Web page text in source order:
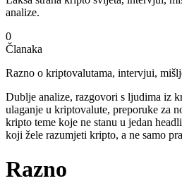
analize.
0
Članaka
Razno o kriptovalutama, intervjui,
Dublje analize, razgovori s ljudima iz
ulaganje u kriptovalute, preporuke za
kripto teme koje ne stanu u jedan
koji žele razumjeti kripto, a ne samo
Razno